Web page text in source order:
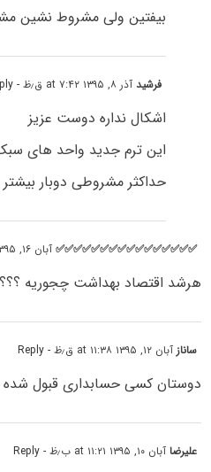
بیفتین ولی مشروط نشین
فرشیدآذر ۸, ۱۳۹۵ at ۷:۴۲ ق٫ظ - Reply
اشکال نداره دوست عزیز
این ترم جدید واحد های سبک
حداکثر مشروطی دوبار
✅✅✅✅✅✅✅✅✅✅✅✅✅✅✅✅آبان ۱۶, ۱۳۹۵ at ۷:۲۲ ق٫ظ
هرشد اقتصاد بهداشت چجوریه
ساناز آبان ۱۲, ۱۳۹۵ at ۱۱:۳۸ ق٫ظ - Reply
دوستان کسی حسابداری قبول
علیرضاآبان ۱۰, ۱۳۹۵ at ۱۱:۲۱ ب٫ظ - Reply